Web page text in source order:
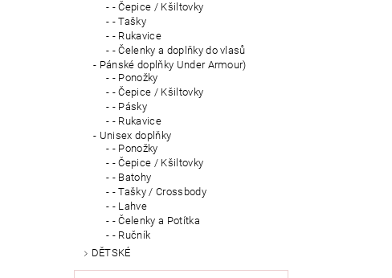
- Čepice / Kšiltovky
- Tašky
- Rukavice
- Čelenky a doplňky do vlasů
Pánské doplňky Under Armour)
- Ponožky
- Čepice / Kšiltovky
- Pásky
- Rukavice
Unisex doplňky
- Ponožky
- Čepice / Kšiltovky
- Batohy
- Tašky / Crossbody
- Lahve
- Čelenky a Potítka
- Ručník
DĚTSKÉ